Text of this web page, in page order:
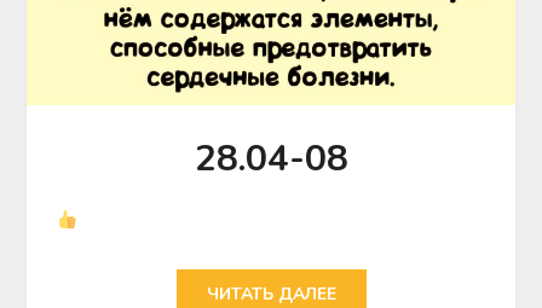
28.04-08
ЧИТАТЬ ДАЛЕЕ